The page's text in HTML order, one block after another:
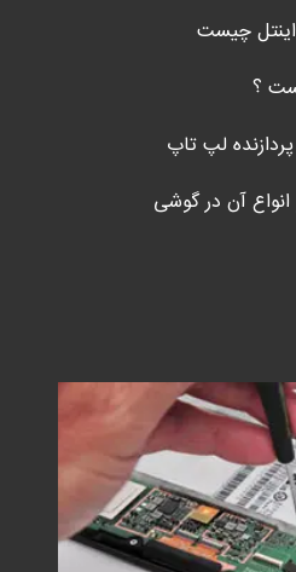
لپ تاپ
آن در گوشی